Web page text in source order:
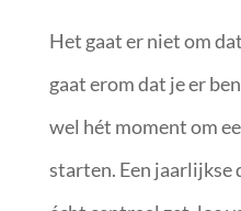
Het gaat er niet om
gaat erom dat je er
wel hét moment om
starten. Een jaarlijkse